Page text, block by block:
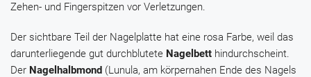
Zehen- und Fingerspitzen vor Verletzungen.
Der sichtbare Teil der Nagelplatte hat eine rosa Farbe, weil das
darunterliegende gut durchblutete Nagelbett hindurchscheint.
Der Nagelhalbmond (Lunula, am körpernahen Ende des Nagels